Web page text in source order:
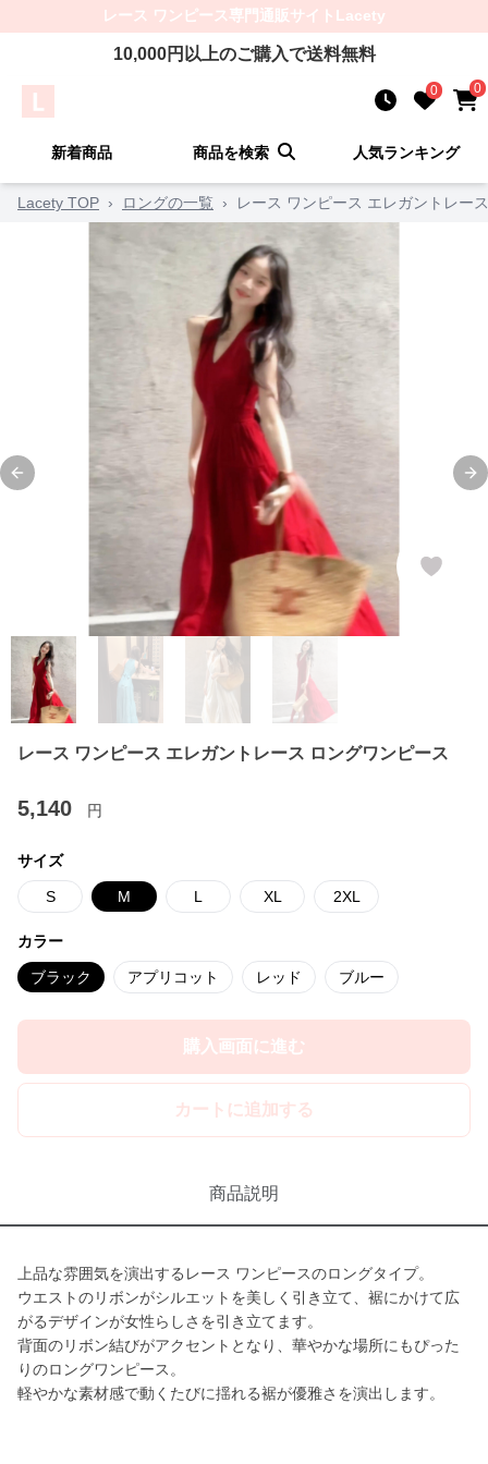
レース ワンピース専門通販サイト Lacety
10,000円以上のご購入で送料無料
0 0
新着商品 商品を検索 人気ランキング
Lacety TOP › ロングの一覧 › レース ワンピース エレガントレー
Previous slide
レース ワンピース エレガントレース ロングワンピース
5,140 円
サイズ
S M L XL 2XL
カラー
ブラック アプリコット レッド ブルー
購入画面に進む
カートに追加する
商品説明
上品な雰囲気を演出するレース ワンピースのロングタイプ。
ウエストのリボンがシルエットを美しく引き立て、裾にかけて広
がるデザインが女性らしさを引き立てます。
背面のリボン結びがアクセントとなり、華やかな場所にもぴった
りのロングワンピース。
軽やかな素材感で動くたびに揺れる裾が優雅さを演出します。